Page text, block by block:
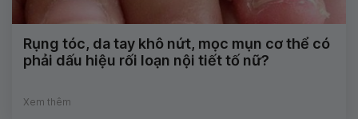
Rụng tóc, da tay khô nứt, mọc mụn cơ thể có
phải dấu hiệu rối loạn nội tiết tố nữ?
Xem thêm